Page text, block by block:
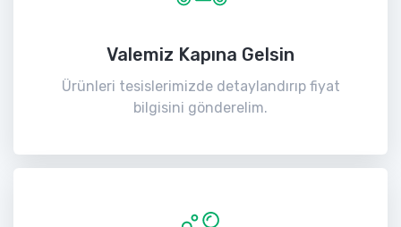
Valemiz Kapına Gelsin
Ürünleri tesislerimizde detaylandırıp fiyat
bilgisini gönderelim.